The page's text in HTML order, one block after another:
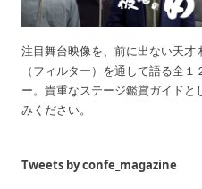
注目舞台映像を、前に出ない天才
（フィルター）を通して語る全１
ー。貴重なステージ鑑賞ガイドと
みください。
Tweets by confe_magazine